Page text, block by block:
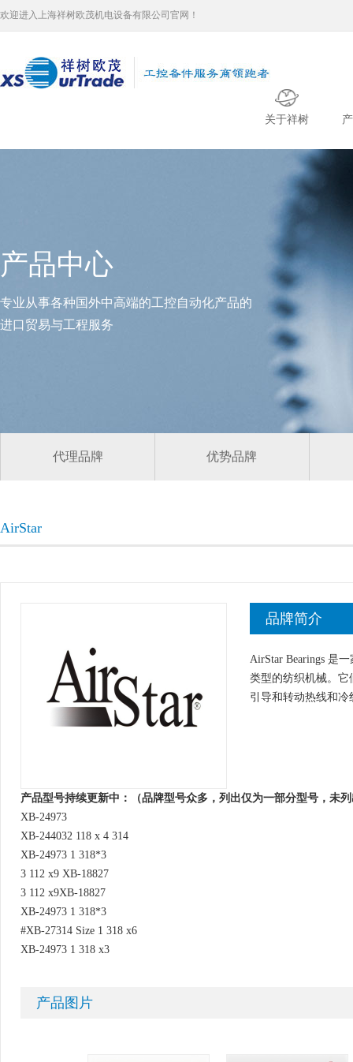
欢迎进入上海祥树欧茂机电设备有限公司官网！
关于祥树
产品中心
专业从事各种国外中高端的工控自动化产品的
进口贸易与工程服务
代理品牌 优势品牌
AirStar
品牌简介
AirStar Bearings 是
类型的纺织机械。
引导和转动热线和
产品型号持续更新中：（品牌型号众多，列出仅为一部分型号，未
XB-24973
XB-244032 118 x 4 314
XB-24973 1 318*3
3 112 x9 XB-18827
3 112 x9XB-18827
XB-24973 1 318*3
#XB-27314 Size 1 318 x6
XB-24973 1 318 x3
产品图片